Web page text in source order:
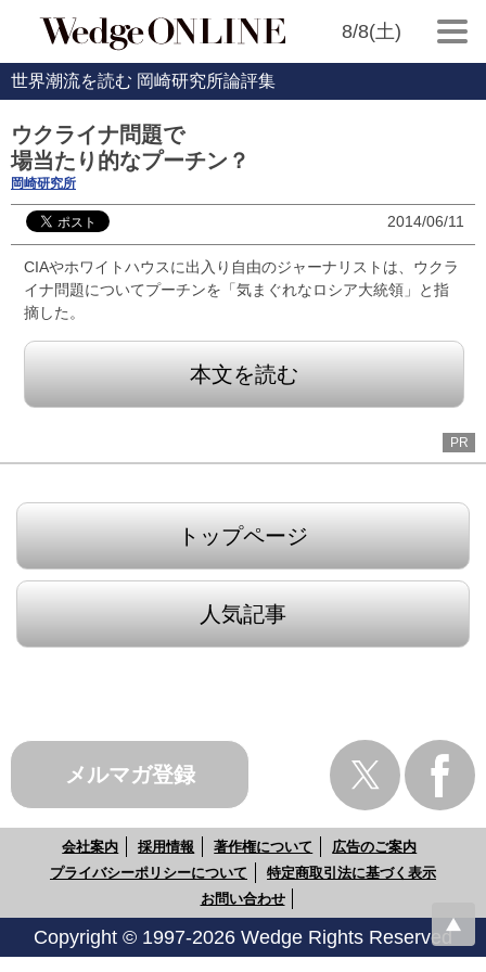
8/8(土)
世界潮流を読む 岡崎研究所論評集
ウクライナ問題で
場当たり的なプーチン？
岡崎研究所
2014/06/11
CIAやホワイトハウスに出入り自由のジャーナリストは、ウクラ
イナ問題についてプーチンを「気まぐれなロシア大統領」と指
摘した。
本文を読む
PR
トップページ
人気記事
メルマガ登録
会社案内 採用情報 著作権について
広告のご案内
プライバシーポリシーについて
特定商取引法に基づく表示
お問い合わせ
Copyright © 1997-2026 Wedge Rights Reserved